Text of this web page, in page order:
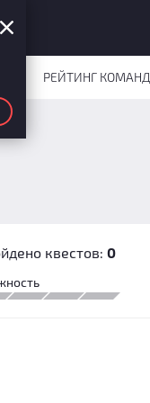
РЕЙТИНГ КОМАНД
квестов:0